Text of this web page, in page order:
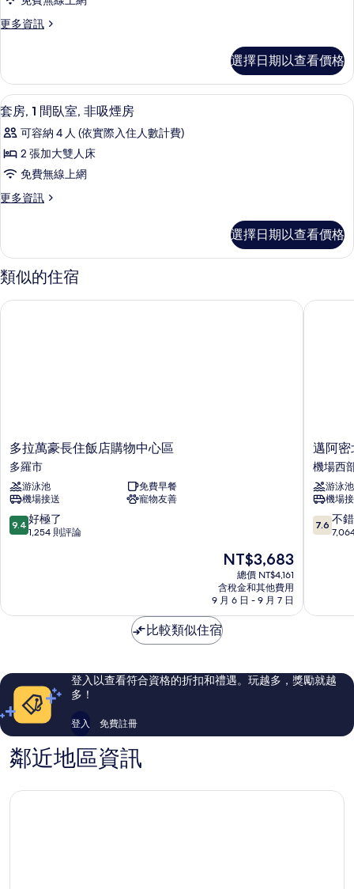
床
有
相
片
雙
人
床
情
Suite,
1
的
所
有
相
片
更多資訊
更
Suite,
King
的
詳
選擇日期以查看價格
顯
示
套
房,
間
室,
非
吸
煙
8
套房, 1 間臥室, 非吸煙房
可容納 4 人 (依實際入住人數計費)
2 張加大雙人床
免費無線上網
更多資訊
更
1
間
臥
室,
非
選擇日期以查看價格
類似的住宿
多
拉
萬
豪
長
住
飯
區
多拉萬豪長住飯店購物中心區
多羅市
游泳池
免費早餐
機場接送
寵物友善
9.4
分，
極
評
論
9.4 好極了
1,254 則評論
現
價
格
為
NT$3,683
NT$3,683
總價 NT$4,161
含稅金和其他費用
9 月 6 日 - 9 月 7 日
多拉萬豪長住飯店購物中心區
邁
阿
密
北
機
場
溫
飯
西
部
邁阿密
機場西
游泳池
機場
7.6
分，
錯
評
論
7.6 不
邁阿密
比較類似住宿
登入以查看符合資格的折扣和禮遇。玩越多，獎勵就越
多！
登入 免費註冊
鄰近地區資訊